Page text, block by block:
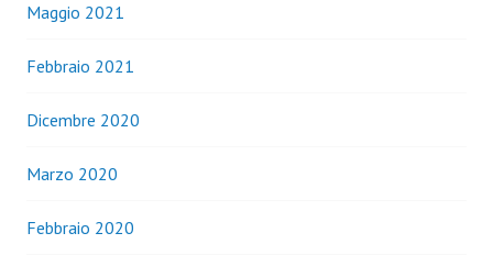
Maggio 2021
Febbraio 2021
Dicembre 2020
Marzo 2020
Febbraio 2020